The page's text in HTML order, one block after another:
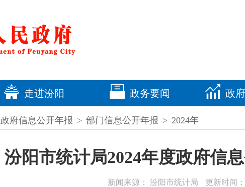
走进汾阳 政务要闻 政
政府信息公开年报 > 部门信息公开年报 > 2024年
汾阳市统计局2024年度政府信
新闻来源： 汾阳市统计局 更新时间